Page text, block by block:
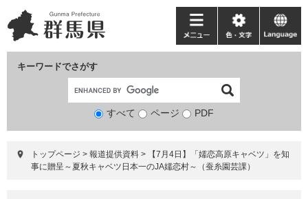
ー
ジ
ニ
ュ
て
キーワードでさがす
検
象
すべて ページ PDF
メ
ニ
ー
色・
文
language
トップページ > 報道提供資料 >
【7月4日】「嬬恋高原キャベツ」を知
事に贈呈～夏秋キャベツ日本一のJA嬬恋村～（蚕糸園芸課）